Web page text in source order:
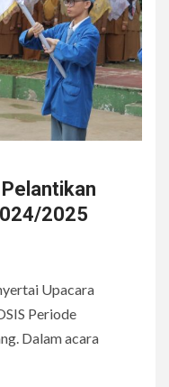
2025
Upacara
Periode
Dalam acara